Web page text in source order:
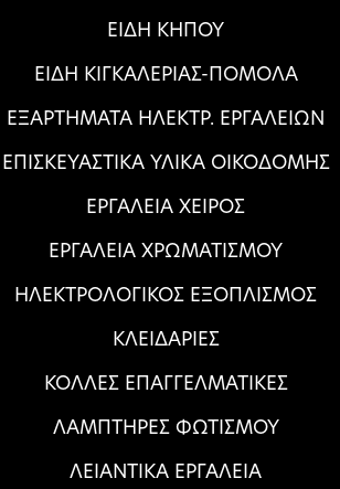
ΕΙΔΗ ΚΗΠΟΥ
ΕΙΔΗ ΚΙΓΚΑΛΕΡΙΑΣ-ΠΟΜΟΛΑ
ΕΞΑΡΤΗΜΑΤΑ ΗΛΕΚΤΡ. ΕΡΓΑΛΕΙΩΝ
ΕΠΙΣΚΕΥΑΣΤΙΚΑ ΥΛΙΚΑ ΟΙΚΟΔΟΜΗΣ
ΕΡΓΑΛΕΙΑ ΧΕΙΡΟΣ
ΕΡΓΑΛΕΙΑ ΧΡΩΜΑΤΙΣΜΟΥ
ΗΛΕΚΤΡΟΛΟΓΙΚΟΣ ΕΞΟΠΛΙΣΜΟΣ
ΚΛΕΙΔΑΡΙΕΣ
ΚΟΛΛΕΣ ΕΠΑΓΓΕΛΜΑΤΙΚΕΣ
ΛΑΜΠΤΗΡΕΣ ΦΩΤΙΣΜΟΥ
ΛΕΙΑΝΤΙΚΑ ΕΡΓΑΛΕΙΑ